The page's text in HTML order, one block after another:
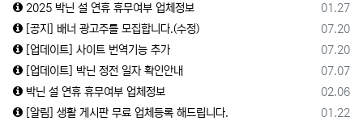
등록일
01.27
2025 박닌 설 연휴 휴무여부 업체정보
등록일
07.20
[공지] 배너 광고주를 모집합니다.(수정)
등록일
07.20
[업데이트] 사이트 번역기능 추가
등록일
07.07
[업데이트] 박닌 정전 일자 확인안내
등록일
02.06
박닌 설 연휴 휴무여부 업체정보
등록일
01.22
[알림] 생활 게시판 무료 업체등록 해드립니다.